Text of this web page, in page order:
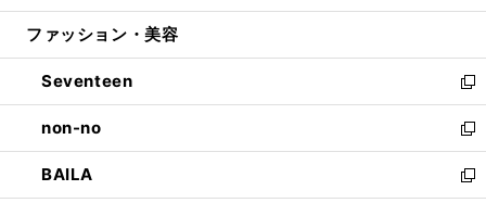
開
ウ
開
く
ン
ウ
で
開
く
ウ
ン
ド
ウ
で
開
く
ファッション・美容
Seventeen
新
し
い
ウ
ィ
non-no
新
し
い
BAILA
新